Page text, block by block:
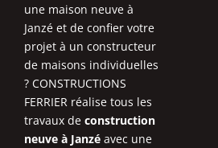
une maison neuve à
Janzé et de confier votre
projet à un constructeur
de maisons individuelles
? CONSTRUCTIONS
FERRIER réalise tous les
travaux de construction
neuve à Janzéavec une